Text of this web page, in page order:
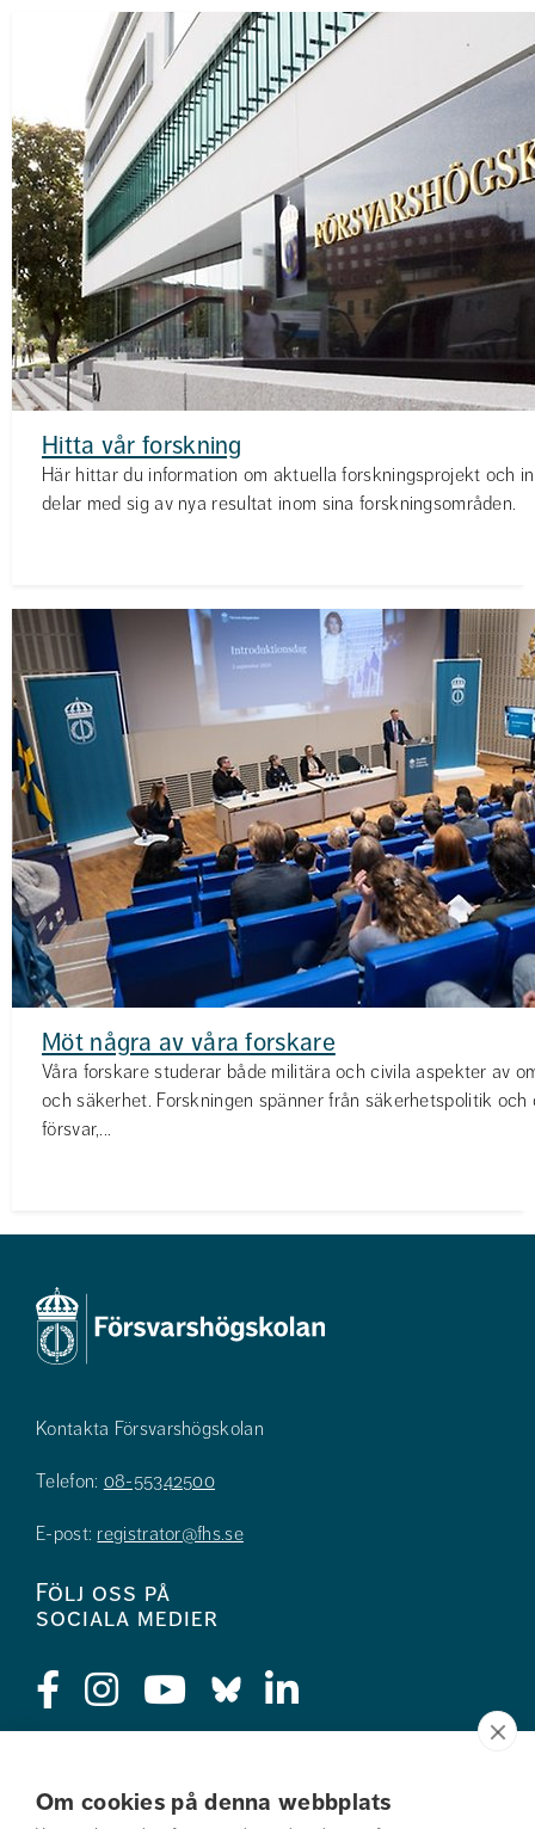
Om cookies på denna webbplats
Hitta vår forskning
Här hittar du information om aktuella forskningsprojekt och
delar med sig av nya resultat inom sina forskningsområden.
Möt några av våra forskare
Våra forskare studerar både militära och civila aspekter av
och säkerhet. Forskningen spänner från säkerhetspolitik
försvar,...
Kontakta Försvarshögskolan
Telefon: 08-55342500
E-post: registrator@fhs.se
Följ oss på
sociala medier
Jobba hos oss